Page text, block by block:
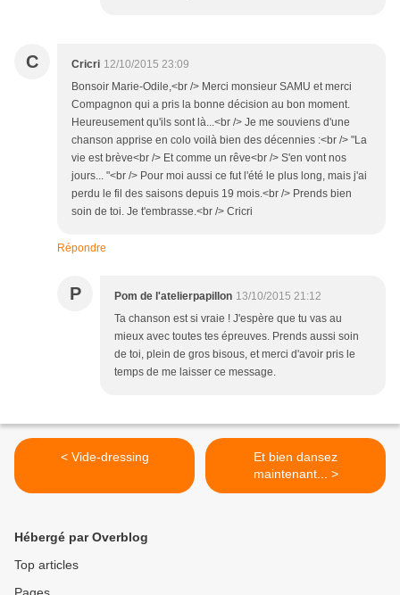
C Cricri 12/10/2015 23:09
Bonsoir Marie-Odile,<br /> Merci monsieur SAMU et merci
Compagnon qui a pris la bonne décision au bon moment.
Heureusement qu'ils sont là...<br /> Je me souviens d'une
chanson apprise en colo voilà bien des décennies :<br /> "La
vie est brève<br /> Et comme un rêve<br /> S'en vont nos
jours... "<br /> Pour moi aussi ce fut l'été le plus long, mais j'ai
perdu le fil des saisons depuis 19 mois.<br /> Prends bien
soin de toi. Je t'embrasse.<br /> Cricri
Répondre
P Pom de l'atelierpapillon 13/10/2015 21:12
Ta chanson est si vraie ! J'espère que tu vas au
mieux avec toutes tes épreuves. Prends aussi soin
de toi, plein de gros bisous, et merci d'avoir pris le
temps de me laisser ce message.
< Vide-dressing
Et bien dansez
maintenant... >
Hébergé par Overblog
Top articles